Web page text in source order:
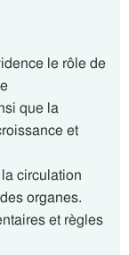
le rôle de
que la
et
circulation
organes.
et règles